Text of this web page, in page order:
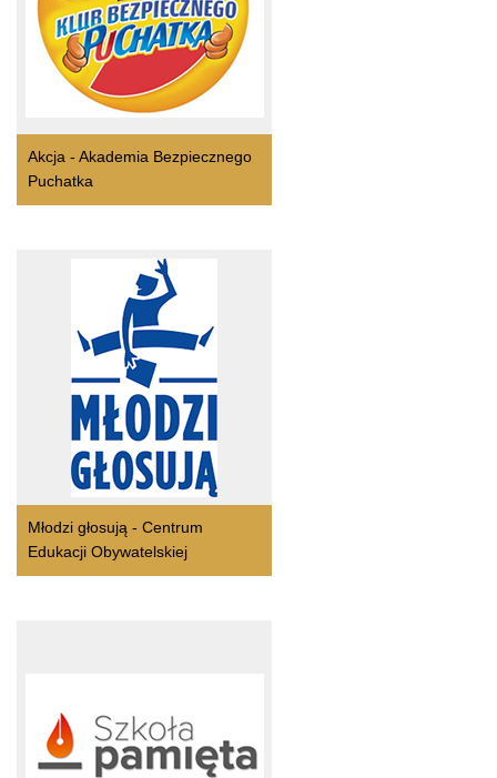
Akcja - Akademia Bezpiecznego
Puchatka
Młodzi głosują - Centrum
Edukacji Obywatelskiej